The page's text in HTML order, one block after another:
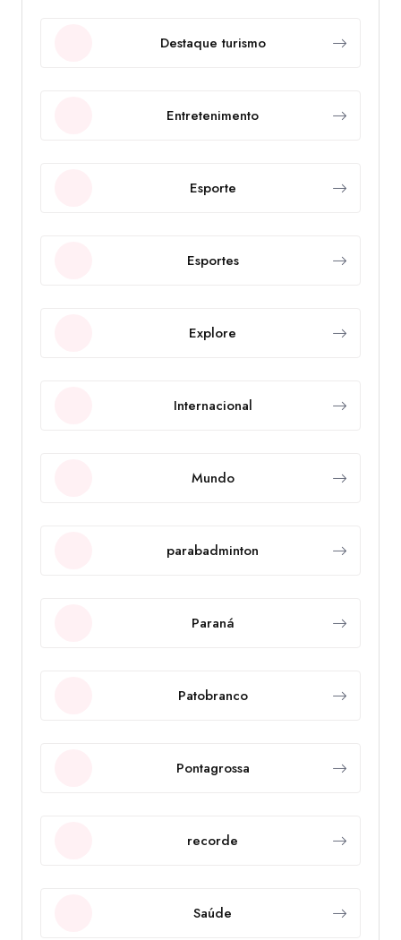
Destaque turismo
Entretenimento
Esporte
Esportes
Explore
Internacional
Mundo
parabadminton
Paraná
Patobranco
Pontagrossa
recorde
Saúde